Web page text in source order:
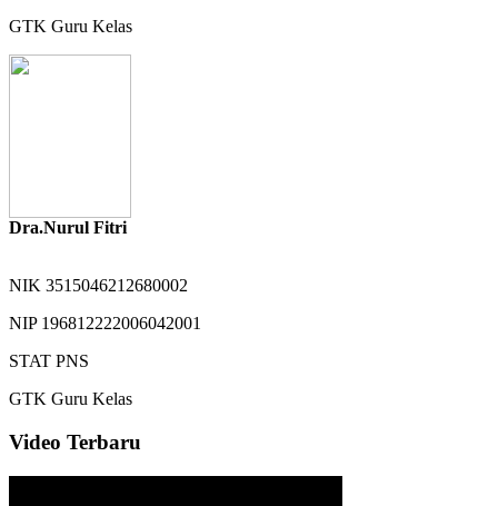
GTK Guru Kelas
Dra.Nurul Fitri
NIK 3515046212680002
NIP 196812222006042001
STAT PNS
GTK Guru Kelas
Video Terbaru